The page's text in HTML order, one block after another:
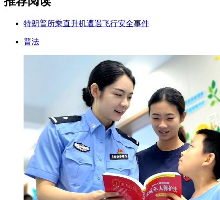
特朗普所乘直升机遭遇飞行安全事件
普法